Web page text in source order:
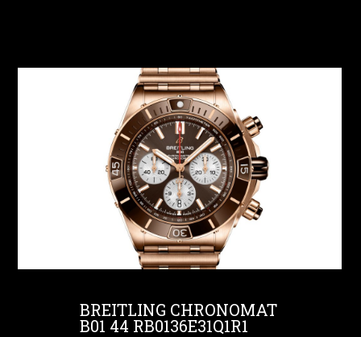
BREITLING CHRONOMAT
B01 44 RB0136E31Q1R1